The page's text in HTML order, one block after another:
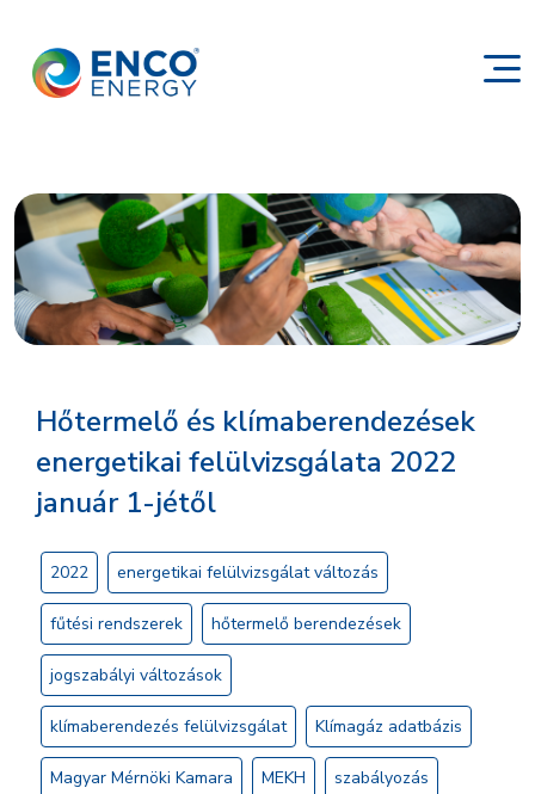
Hőtermelő és klímaberendezések
energetikai felülvizsgálata 2022
január 1-jétől
2022 energetikai felülvizsgálat változás
fűtési rendszerek hőtermelő berendezések
jogszabályi változások
klímaberendezés felülvizsgálat Klímagáz adatbázis
Magyar Mérnöki Kamara MEKH szabályozás